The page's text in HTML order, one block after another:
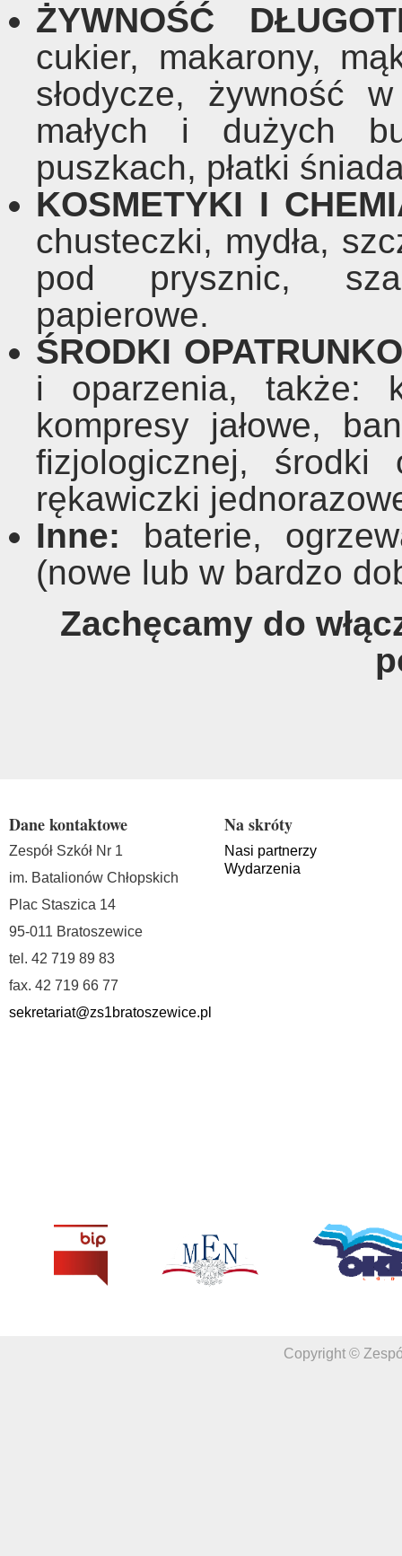
ŻYWNOŚĆ
cukier, makarony,
słodycze, żywność
małych i dużych
puszkach, płatki
KOSMETYKI I
chusteczki, mydła,
pod prysznic,
papierowe.
ŚRODKI
i oparzenia, także:
kompresy jałowe,
fizjologicznej, środki
rękawiczki
Inne: baterie,
(nowe lub w bardzo
Zachęcamy do
Dane kontaktowe
Zespół Szkół Nr 1
im. Batalionów Chłopskich
Plac Staszica 14
95-011 Bratoszewice
tel. 42 719 89 83
fax. 42 719 66 77
sekretariat@zs1bratoszewice.pl
Na skróty
Nasi partnerzy
Wydarzenia
Copyright ©